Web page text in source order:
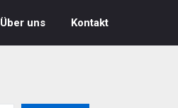
Über uns Kontakt